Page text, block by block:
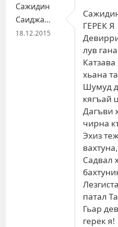
Сажидин
Саиджа…
18.12.2015
ГЕРЕК Я
лув
хьана
Шумуд
кягъай
Дагъви
чирна
Эхиз
вахтуна,
Садвал
патал
Гьар
герек я!